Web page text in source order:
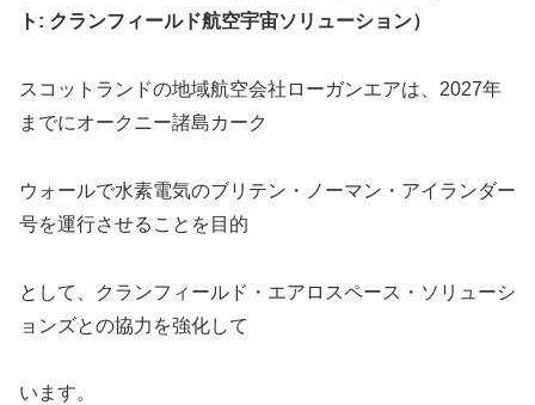
ト: クランフィールド航空宇宙ソリューション）
スコットランドの地域航空会社ローガンエアは、2027年
までにオークニー諸島カーク
ウォールで水素電気のブリテン・ノーマン・アイランダー
号を運行させることを目的
として、クランフィールド・エアロスペース・ソリューシ
ョンズとの協力を強化して
います。